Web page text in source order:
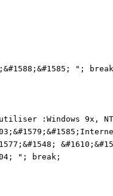
";
:Windows 9x,
"; break;